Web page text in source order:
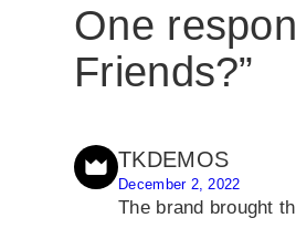
One
Friends?”
TKDEMOS
December 2, 2022
The brand brought